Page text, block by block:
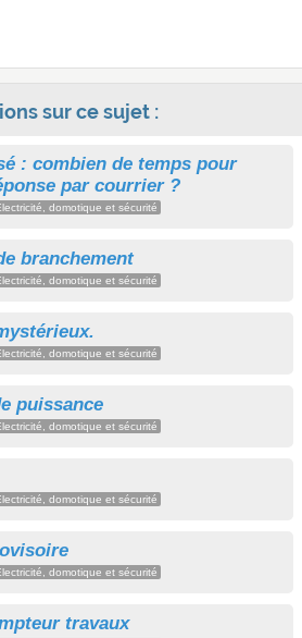
sur ce sujet :
: combien de temps pour
par courrier ?
domotique et sécurité
branchement
domotique et sécurité
domotique et sécurité
puissance
domotique et sécurité
domotique et sécurité
domotique et sécurité
travaux